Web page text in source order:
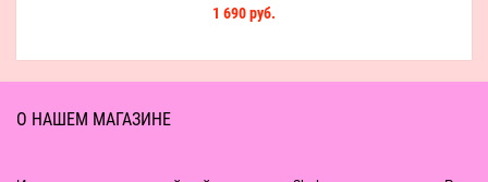
1 690 руб.
О НАШЕМ МАГАЗИНЕ